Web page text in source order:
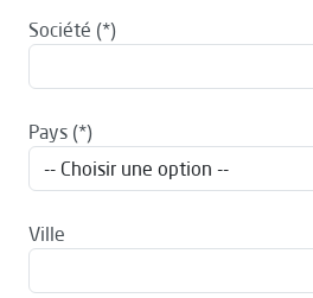
Société
Pays
Ville